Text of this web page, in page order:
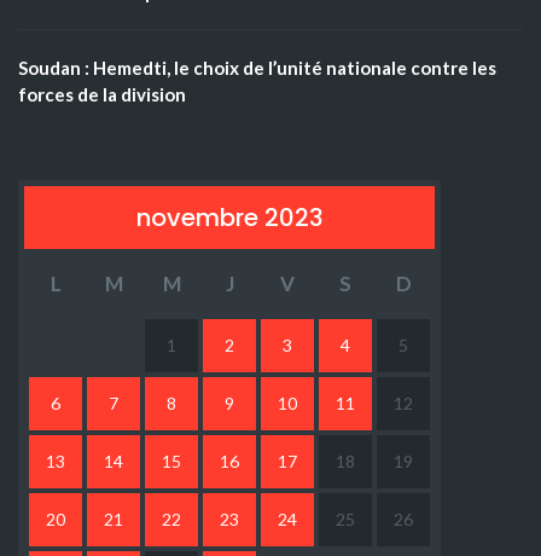
Soudan : Hemedti, le choix de l’unité nationale contre les
forces de la division
novembre 2023
L M M J V S D
1 2 3 4 5
6 7 8 9 10 11 12
13 14 15 16 17 18 19
20 21 22 23 24 25 26